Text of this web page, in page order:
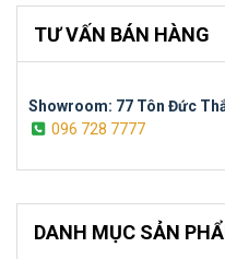
TƯ VẤN BÁN HÀNG
Showroom: 77 Tôn Đức
096 728 7777
DANH MỤC SẢN